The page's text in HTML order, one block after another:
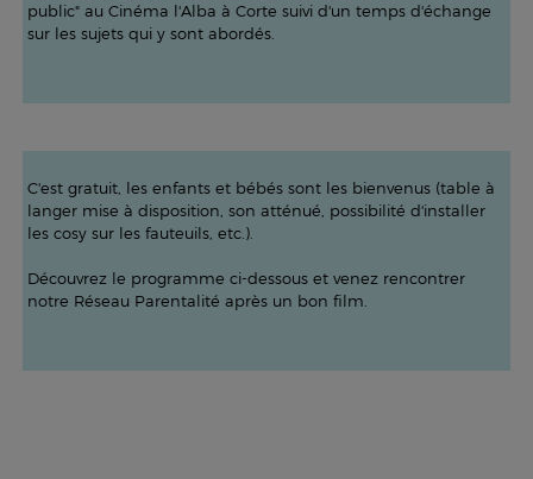
public" au Cinéma l'Alba à Corte suivi d'un temps d'échange
sur les sujets qui y sont abordés.
C'est gratuit, les enfants et bébés sont les bienvenus (table à
langer mise à disposition, son atténué, possibilité d'installer
les cosy sur les fauteuils, etc.).
Découvrez le programme ci-dessous et venez rencontrer
notre Réseau Parentalité après un bon film.